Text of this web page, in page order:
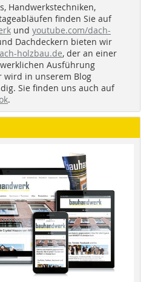
Handwerkstechniken,
finden Sie auf
und youtube.com/dach-
Dachdeckern bieten wir
holzbau.de, der an einer
Ausführung
wird in unserem Blog
Sie finden uns auch auf
.